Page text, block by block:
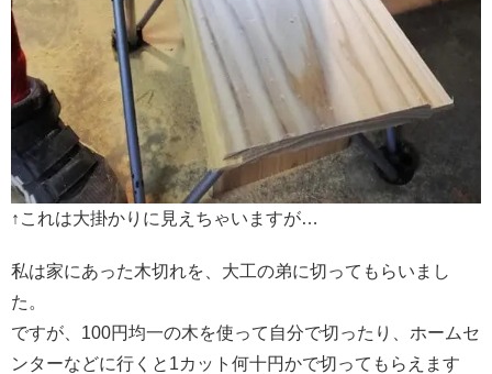
↑これは大掛かりに見えちゃいますが…
私は家にあった木切れを、大工の弟に切ってもらいまし
た。
ですが、100円均一の木を使って自分で切ったり、ホームセ
ンターなどに行くと1カット何十円かで切ってもらえます